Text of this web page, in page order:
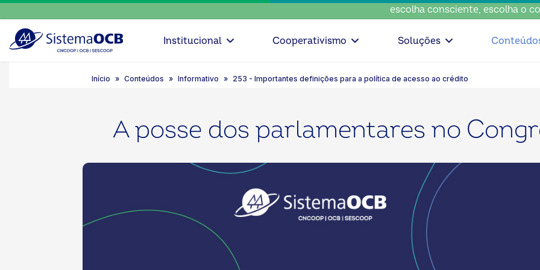
escolha consciente, escolha o
Institucional Cooperativismo Soluções
Início Conteúdos Informativo 253 - Importantes definições para a política de acesso ao crédito
A posse dos parlamentares no